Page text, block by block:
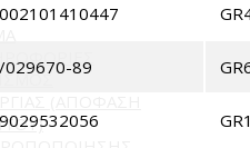
029670-89